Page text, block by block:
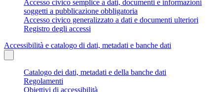
Accesso civico semplice a dati, documenti e informazioni
soggetti a pubblicazione obbligatoria
Accesso civico generalizzato a dati e documenti ulteriori
Registro degli accessi
Accessibilità e catalogo di dati, metadati e banche dati
Catalogo dei dati, metadati e della banche dati
Regolamenti
Obiettivi di accessibilità